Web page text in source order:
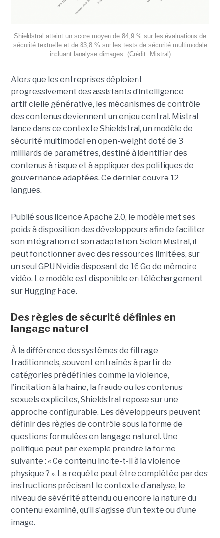
Shieldstral atteint un score moyen de 84,9 % sur les évaluations de
sécurité textuelle et de 83,8 % sur les tests de sécurité multimodale
incluant lanalyse dimages. (Crédit: Mistral)
Alors que les entreprises déploient
progressivement des assistants d’intelligence
artificielle générative, les mécanismes de contrôle
des contenus deviennent un enjeu central. Mistral
lance dans ce contexte Shieldstral, un modèle de
sécurité multimodal en open-weight doté de 3
milliards de paramètres, destiné à identifier des
contenus à risque et à appliquer des politiques de
gouvernance adaptées. Ce derniercouvre 12
langues.
Publié sous licence Apache 2.0, le modèle met ses
poids à disposition des développeurs afin de faciliter
son intégration et son adaptation. Selon Mistral, il
peut fonctionner avec des ressources limitées, sur
un seul GPU Nvidia disposant de 16 Go de mémoire
vidéo. Le modèle est disponible en téléchargement
sur Hugging Face.
Des règles de sécurité définies en
langage naturel
À la différence des systèmes de filtrage
traditionnels, souvent entraînés à partir de
catégories prédéfinies comme la violence,
l’incitation à la haine, la fraude ou les contenus
sexuels explicites, Shieldstral repose sur une
approche configurable. Les développeurs peuvent
définir des règles de contrôle sous la forme de
questions formulées en langage naturel. Une
politique peut par exemple prendre la forme
suivante : « Ce contenu incite-t-il à la violence
physique ? ». La requête peut être complétée par des
instructions précisant le contexte d’analyse, le
niveau de sévérité attendu ou encore la nature du
contenu examiné, qu’il s’agisse d’un texte ou d’une
image.